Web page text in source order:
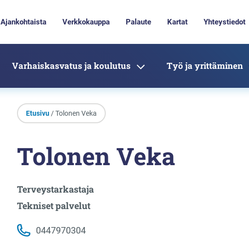
Ajankohtaista Verkkokauppa Palaute Kartat Yhteystiedot
Varhaiskasvatus ja koulutus Työ ja yrittäminen
Etusivu/ Tolonen Veka
Tolonen Veka
Terveystarkastaja
Tekniset palvelut
0447970304